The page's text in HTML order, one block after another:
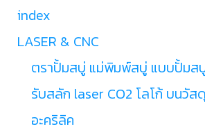
index
LASER & CNC
ตราปั้มสบู่ แม่พิมพ์สบู่ แบบปั้มส
รับสลัก laser CO2 โลโก้ บนวั
อะคริลิค